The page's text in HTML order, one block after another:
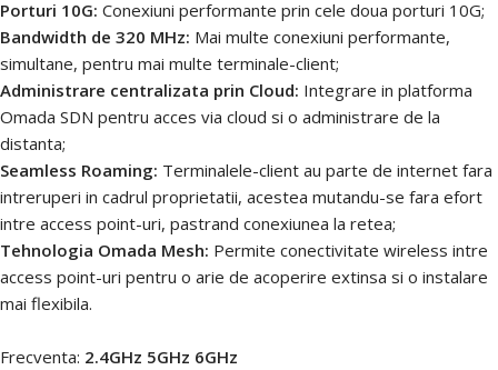
Porturi 10G: Conexiuni performante prin cele doua porturi 10G;
Bandwidth de 320 MHz: Mai multe conexiuni performante,
simultane, pentru mai multe terminale-client;
Administrare centralizata prin Cloud: Integrare in platforma
Omada SDN pentru acces via cloud si o administrare de la
distanta;
Seamless Roaming: Terminalele-client au parte de internet fara
intreruperi in cadrul proprietatii, acestea mutandu-se fara efort
intre access point-uri, pastrand conexiunea la retea;
Tehnologia Omada Mesh: Permite conectivitate wireless intre
access point-uri pentru o arie de acoperire extinsa si o instalare
mai flexibila.
Frecventa: 2.4GHz 5GHz 6GHz